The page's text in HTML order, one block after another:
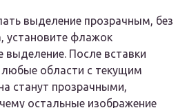
выделение прозрачным, без
установите флажок
выделение. После вставки
области с текущим
станут прозрачными,
остальные изображение